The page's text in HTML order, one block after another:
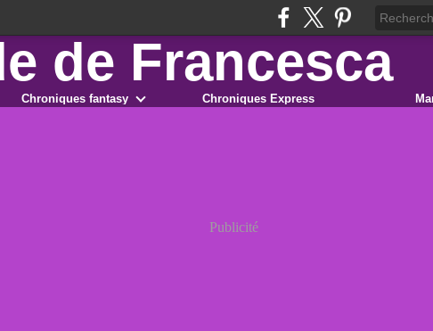
Chroniques fantasy Chroniques Express
Publicité